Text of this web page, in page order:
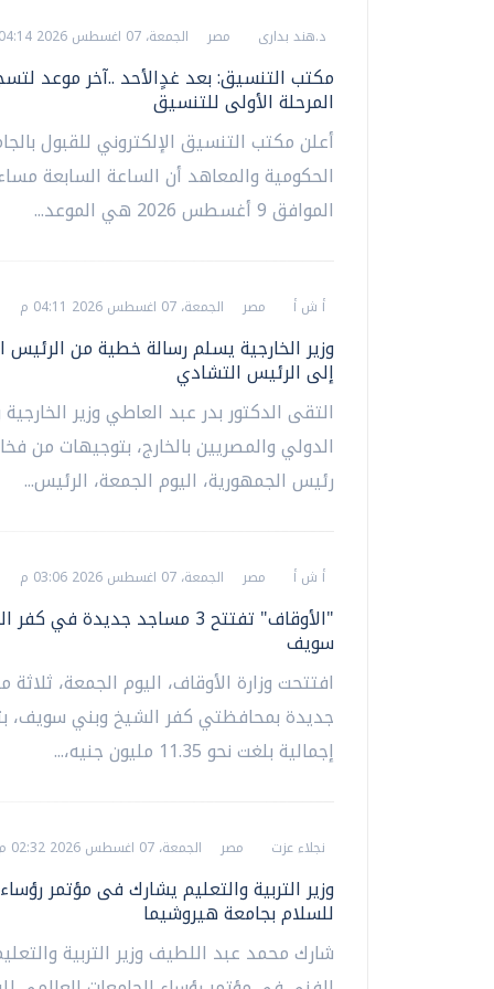
د.هند بدارى مصر الجمعة، 07 اغسطس 2026 04:14 م
مكتب التنسيق: بعد غدٍالأحد ..آخر موعد
المرحلة الأولى للتنسيق
أعلن مكتب التنسيق الإلكتروني للقبول
الحكومية والمعاهد أن الساعة السابعة
الموافق 9 أغسطس 2026 هي الموعد...
أ ش أ مصر الجمعة، 07 اغسطس 2026 04:11 م
وزير الخارجية يسلم رسالة خطية من
إلى الرئيس التشادي
التقى الدكتور بدر عبد العاطي وزير الخارجية
الدولي والمصريين بالخارج، بتوجيهات من
رئيس الجمهورية، اليوم الجمعة، الرئيس...
أ ش أ مصر الجمعة، 07 اغسطس 2026 03:06 م
"الأوقاف" تفتتح 3 مساجد جديدة في
سويف
افتتحت وزارة الأوقاف، اليوم الجمعة،
جديدة بمحافظتي كفر الشيخ وبني سويف،
إجمالية بلغت نحو 11.35 مليون جنيه،...
نجلاء عزت مصر الجمعة، 07 اغسطس 2026 02:32 م
وزير التربية والتعليم يشارك فى مؤتمر
للسلام بجامعة هيروشيما
شارك محمد عبد اللطيف وزير التربية